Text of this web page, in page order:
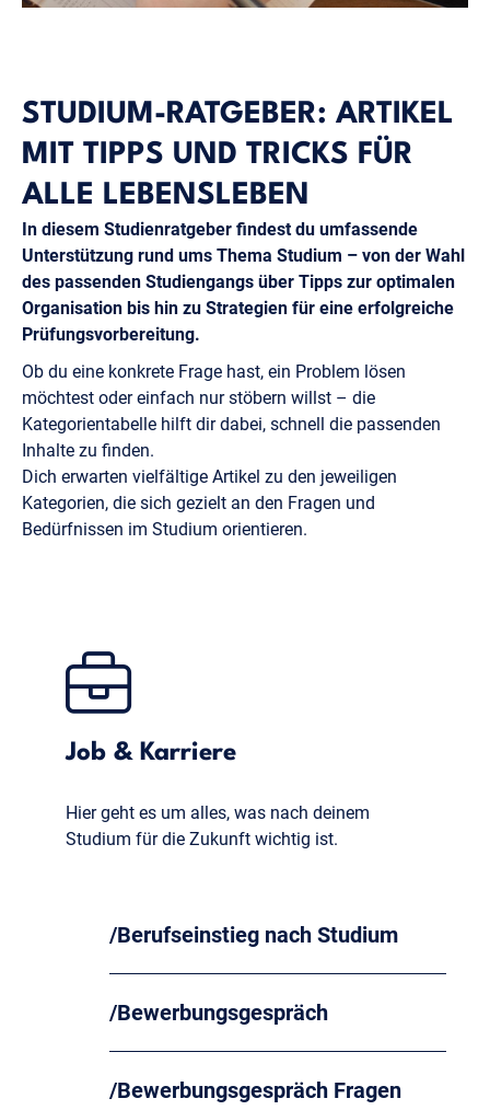
STUDIUM-RATGEBER: ARTIKEL
MIT TIPPS UND TRICKS FÜR
ALLE LEBENSLEBEN
In diesem Studienratgeber findest du umfassende
Unterstützung rund ums Thema Studium – von der Wahl
des passenden Studiengangs über Tipps zur optimalen
Organisation bis hin zu Strategien für eine erfolgreiche
Prüfungsvorbereitung.
Ob du eine konkrete Frage hast, ein Problem lösen
möchtest oder einfach nur stöbern willst – die
Kategorientabelle hilft dir dabei, schnell die passenden
Inhalte zu finden.
Dich erwarten vielfältige Artikel zu den jeweiligen
Kategorien, die sich gezielt an den Fragen und
Bedürfnissen im Studium orientieren.
Job & Karriere
Hier geht es um alles, was nach deinem
Studium für die Zukunft wichtig ist.
Berufseinstieg nach Studium
Bewerbungsgespräch
Bewerbungsgespräch Fragen